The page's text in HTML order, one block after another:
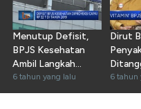
Menutup Defisit,
BPJS Kesehatan
Ambil Langkah
Hukum
6 tahun yang lalu
Dirut
6 tahun